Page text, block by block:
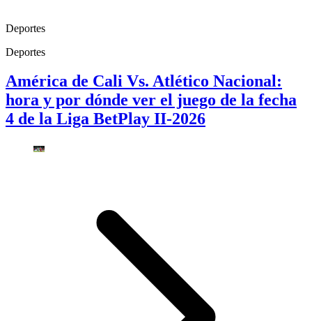
Deportes
Deportes
América de Cali Vs. Atlético Nacional:
hora y por dónde ver el juego de la fecha
4 de la Liga BetPlay II-2026